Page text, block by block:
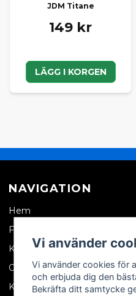
JDM Titane
149 kr
LÄGG I KORGEN
NAVIGATION
Hem
Företagskund
Kontakta oss
Om oss
Köpvillkor
Vi använder
Vi använder cookies för
och erbjuda dig den
Bekräfta ditt samtycke